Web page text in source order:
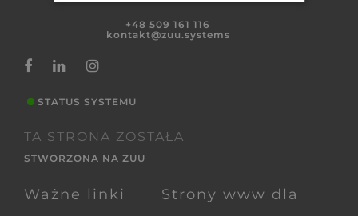
+48 509 161 116
kontakt@zuu.systems
STATUS SYSTEMU
TA STRONA ZOSTAŁA
STWORZONA NA ZUU
Ważne linki Strony www dla